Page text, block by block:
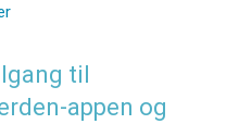
til
appen og